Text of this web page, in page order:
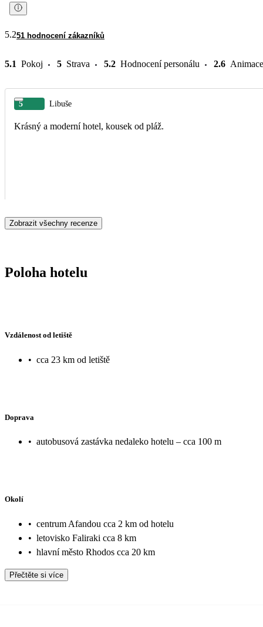
5.251 hodnocení zákazníků
5.1 Pokoj 5 Strava 5.2 Hodnocení personálu 2.6 Animace
5 Libuše
Krásný a moderní hotel, kousek od pláž.
Zobrazit všechny recenze
Poloha hotelu
Vzdálenost od letiště
• cca 23 km od letiště
Doprava
• autobusová zastávka nedaleko hotelu – cca 100 m
Okolí
• centrum Afandou cca 2 km od hotelu
• letovisko Faliraki cca 8 km
• hlavní město Rhodos cca 20 km
Přečtěte si více